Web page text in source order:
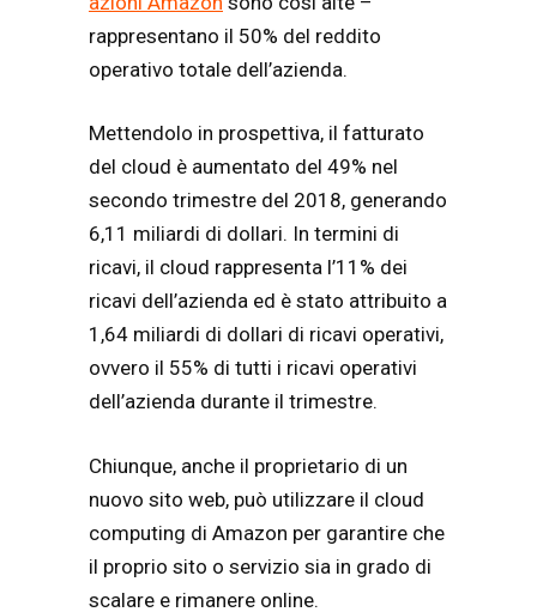
rappresentano il 50% del reddito
operativo totale dell’azienda.
Mettendolo in prospettiva, il fatturato
del cloud è aumentato del 49% nel
secondo trimestre del 2018, generando
6,11 miliardi di dollari. In termini di
ricavi, il cloud rappresenta l’11% dei
ricavi dell’azienda ed è stato attribuito a
1,64 miliardi di dollari di ricavi operativi,
ovvero il 55% di tutti i ricavi operativi
dell’azienda durante il trimestre.
Chiunque, anche il proprietario di un
nuovo sito web, può utilizzare il cloud
computing di Amazon per garantire che
il proprio sito o servizio sia in grado di
scalare e rimanere online.